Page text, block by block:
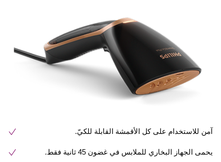
آمن للاستخدام على كل الأقمشة القابلة للكيّ.
يحمى الجهاز البخاري للملابس في غضون 45 ثانية فقط.